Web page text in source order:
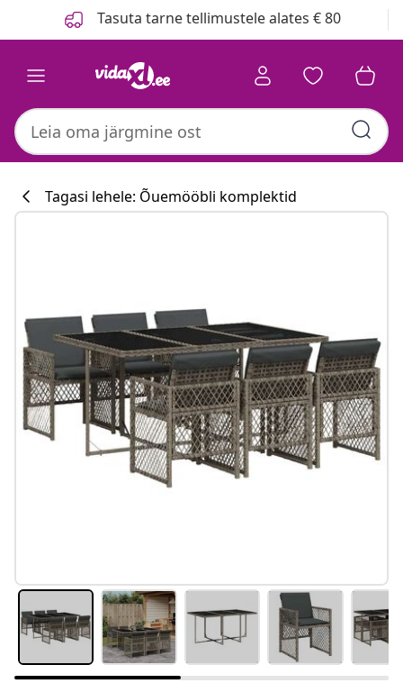
Tasuta tarne tellimustele alates € 80
#sharemevidaxl
Tagasi lehele: Õuemööbli komplektid